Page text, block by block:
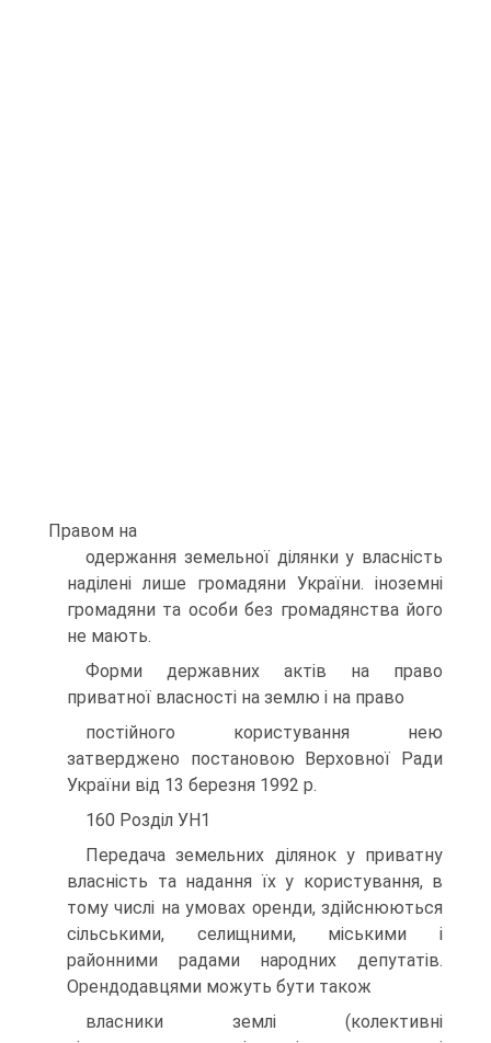
Правом на
одержання земельної дiлянки у власнiсть
надiленi лише громадяни України. iноземнi
громадяни та особи без громадянства його
не мають.
Форми державних актiв на право
приватної власностi на землю i на право
постiйного користування нею
затверджено постановою Верховної Ради
України вiд 13 березня 1992 р.
160 Роздiл УН1
Передача земельних дiлянок у приватну
власнiсть та надання їх у користування, в
тому числi на умовах оренди, здiйснюються
сiльськими, селищними, мiськими i
районними радами народних депутатiв.
Орендодавцями можуть бути також
власники землi (колективнi